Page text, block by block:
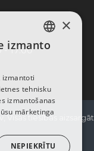
- 17:00
Visas tiesības
LATVIAN
ENGLISH
×
izmanto
izmantoti
tehnisku
izmantošanas
mārketinga
NEPIEKRĪTU